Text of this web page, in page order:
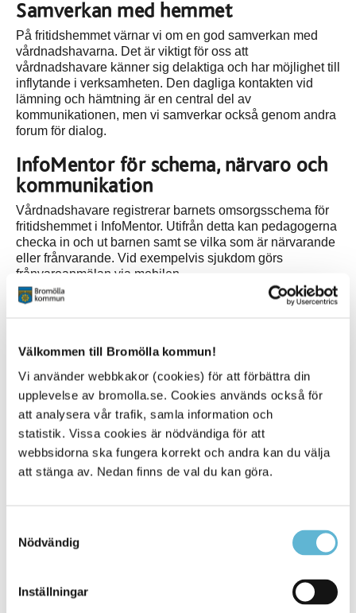
Välkommen till Bromölla kommun!
Vi använder webbkakor (cookies) för att förbättra din
upplevelse av bromolla.se. Cookies används också för
att analysera vår trafik, samla information och
statistik. Vissa cookies är nödvändiga för att
webbsidorna ska fungera korrekt och andra kan du välja
att stänga av. Nedan finns de val du kan göra.
Nödvändig
Inställningar
Samverkan med hemmet
På fritidshemmet värnar vi om en god samverkan med
vårdnadshavarna. Det är viktigt för oss att
vårdnadshavare känner sig delaktiga och har möjlighet till
inflytande i verksamheten. Den dagliga kontakten vid
lämning och hämtning är en central del av
kommunikationen, men vi samverkar också genom andra
forum för dialog.
InfoMentor för schema, närvaro och
kommunikation
Vårdnadshavare registrerar barnets omsorgsschema för
fritidshemmet i InfoMentor. Utifrån detta kan pedagogerna
checka in och ut barnen samt se vilka som är närvarande
eller frånvarande. Vid exempelvis sjukdom görs
frånvaroanmälan via mobilen.
Pedagogerna använder InfoMentor för att dokumentera
inblick i barnets vardag och lärande. Det skapar möjlighet
till samtal hemma och gör det enklare att följa och
engagera sig i barnets utveckling även på fritidshemmet.
Mer information
Har du frågor angående inkomstuppgifter, ansökan,
Har du frågor angående schemauppgifter, kontakta
personal/rektor.